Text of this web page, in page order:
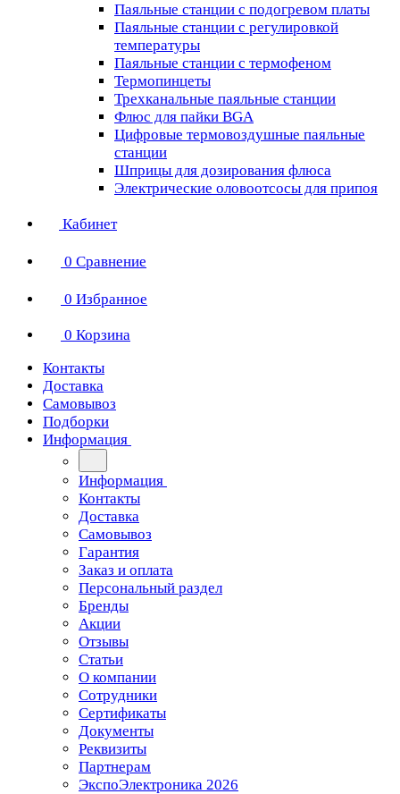
Паяльные станции с подогревом платы
Паяльные станции с регулировкой
температуры
Паяльные станции с термофеном
Термопинцеты
Трехканальные паяльные станции
Флюс для пайки BGA
Цифровые термовоздушные паяльные
станции
Шприцы для дозирования флюса
Электрические оловоотсосы для припоя
Кабинет
0 Сравнение
0 Избранное
0 Корзина
Контакты
Доставка
Самовывоз
Подборки
Информация
Информация
Контакты
Доставка
Самовывоз
Гарантия
Заказ и оплата
Персональный раздел
Бренды
Акции
Отзывы
Статьи
О компании
Сотрудники
Сертификаты
Документы
Реквизиты
Партнерам
ЭкспоЭлектроника 2026